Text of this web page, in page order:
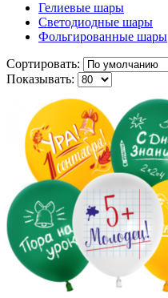
Гелиевые шары
Светодиодные шары
Фольгированные шары
Сортировать:
Показывать: